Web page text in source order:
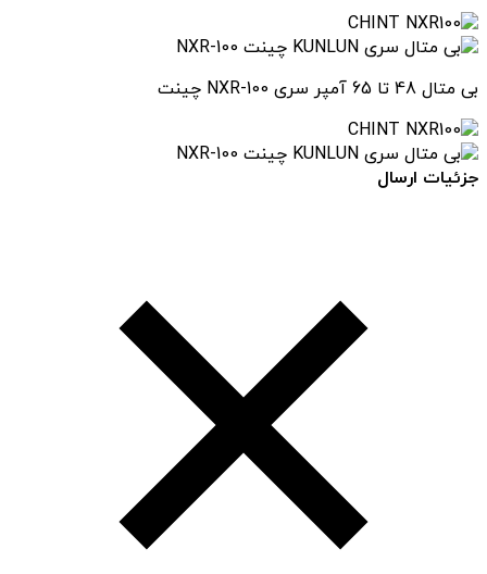
بی متال 48 تا 65 آمپر سری NXR-100 چینت
جزئیات ارسال